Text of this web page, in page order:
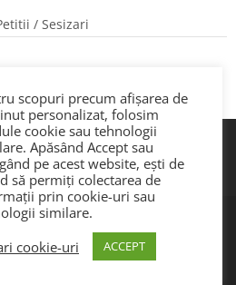
/ Sesizari
confidenţialitate|GDPR
Dezvoltat de Webemotion.
scopuri precum afișarea de
personalizat, folosim
cookie sau tehnologii
Apăsând Accept sau
pe acest website, ești de
să permiți colectarea de
prin cookie-uri sau
similare.
cookie-uri
ACCEPT